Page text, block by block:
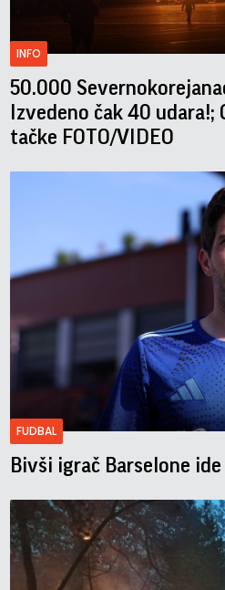
INFO
50.000
Izvedeno čak 40 udara!;
tačke FOTO/VIDEO
FUDBAL
Bivši igrač Barselone